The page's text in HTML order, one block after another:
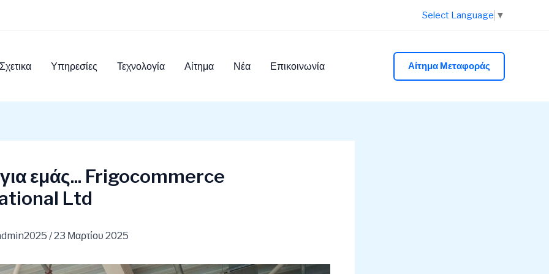
Select Language ▼
Σχετικα Υπηρεσίες Τεχνολογία Αίτημα Νέα Επικοινωνία Αίτημα Μεταφοράς
εμάς... Frigocommerce
Ltd
/23 Μαρτίου 2025